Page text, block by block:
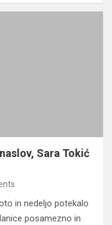
Sara Tokić
in nedeljo potekalo
posamezno in